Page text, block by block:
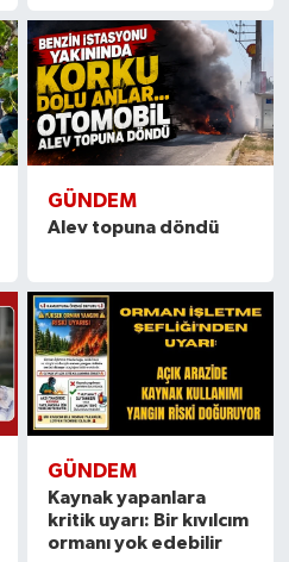
GÜNDEM
Alev topuna döndü
GÜNDEM
Kaynak yapanlara
kritik uyarı: Bir kıvılcım
ormanı yok edebilir